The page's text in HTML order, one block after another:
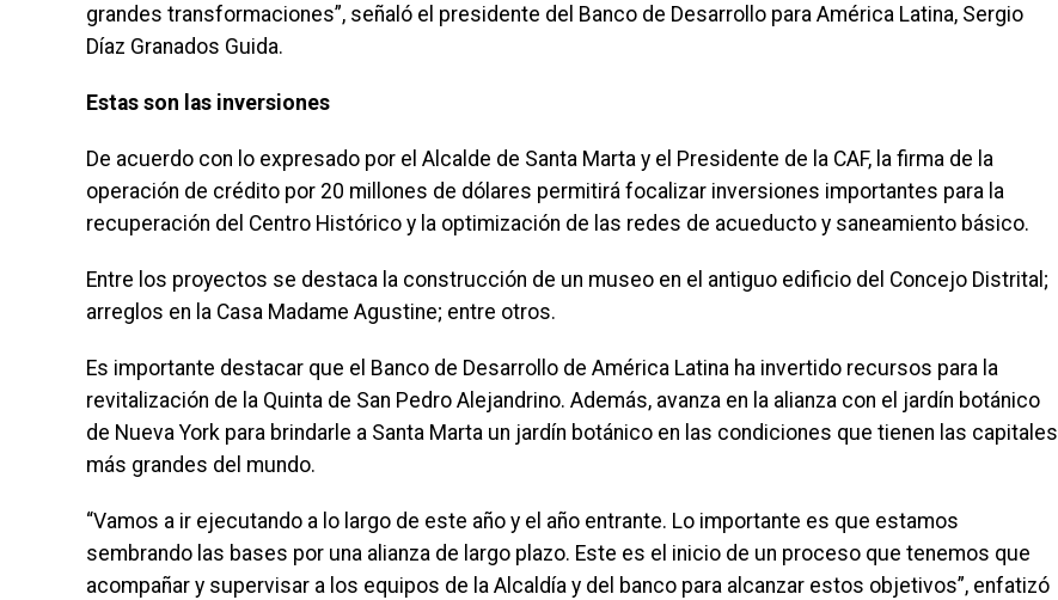
grandes transformaciones”, señaló el presidente del Banco de Desarrollo para América Latina, Sergio
Díaz Granados Guida.
Estas son las inversiones
De acuerdo con lo expresado por el Alcalde de Santa Marta y el Presidente de la CAF, la firma de la
operación de crédito por 20 millones de dólares permitirá focalizar inversiones importantes para la
recuperación del Centro Histórico y la optimización de las redes de acueducto y saneamiento básico.
Entre los proyectos se destaca la construcción de un museo en el antiguo edificio del Concejo Distrital;
arreglos en la Casa Madame Agustine; entre otros.
Es importante destacar que el Banco de Desarrollo de América Latina ha invertido recursos para la
revitalización de la Quinta de San Pedro Alejandrino. Además, avanza en la alianza con el jardín botánico
de Nueva York para brindarle a Santa Marta un jardín botánico en las condiciones que tienen las capitales
más grandes del mundo.
“Vamos a ir ejecutando a lo largo de este año y el año entrante. Lo importante es que estamos
sembrando las bases por una alianza de largo plazo. Este es el inicio de un proceso que tenemos que
acompañar y supervisar a los equipos de la Alcaldía y del banco para alcanzar estos objetivos”, enfatizó